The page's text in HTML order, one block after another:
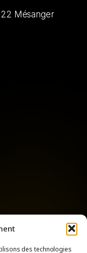
des technologies
Mésanger